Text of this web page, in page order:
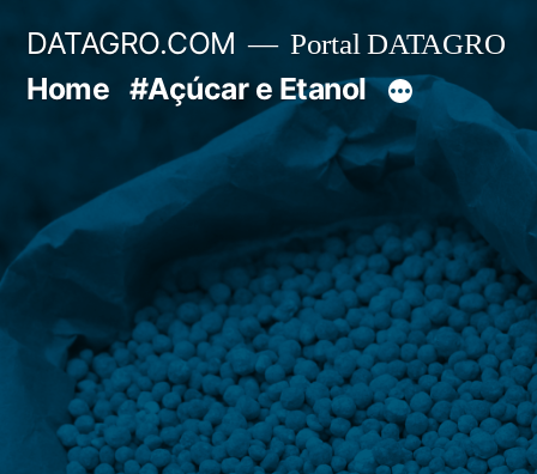
DATAGRO.COM Portal DATAGRO
Home #Açúcar e Etanol